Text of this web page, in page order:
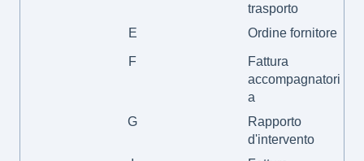
trasporto
E
Ordine fornitore
F
Fattura
accompagnatori
a
G
Rapporto
d'intervento